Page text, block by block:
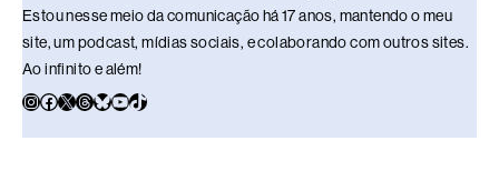
Estou nesse meio da comunicação há 17 anos, mantendo o meu
site, um podcast, mídias sociais, e colaborando com outros sites.
Ao infinito e além!